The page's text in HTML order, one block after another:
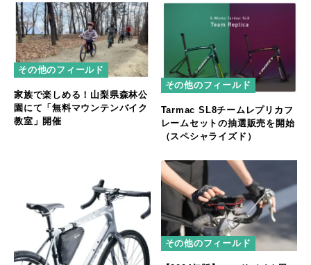
その他のフィールド
家族で楽しめる！山梨県森林公
園にて「無料マウンテンバイク
教室」開催
その他のフィールド
Tarmac SL8チームレプリカフ
レームセットの抽選販売を開始
（スペシャライズド）
その他のフィールド